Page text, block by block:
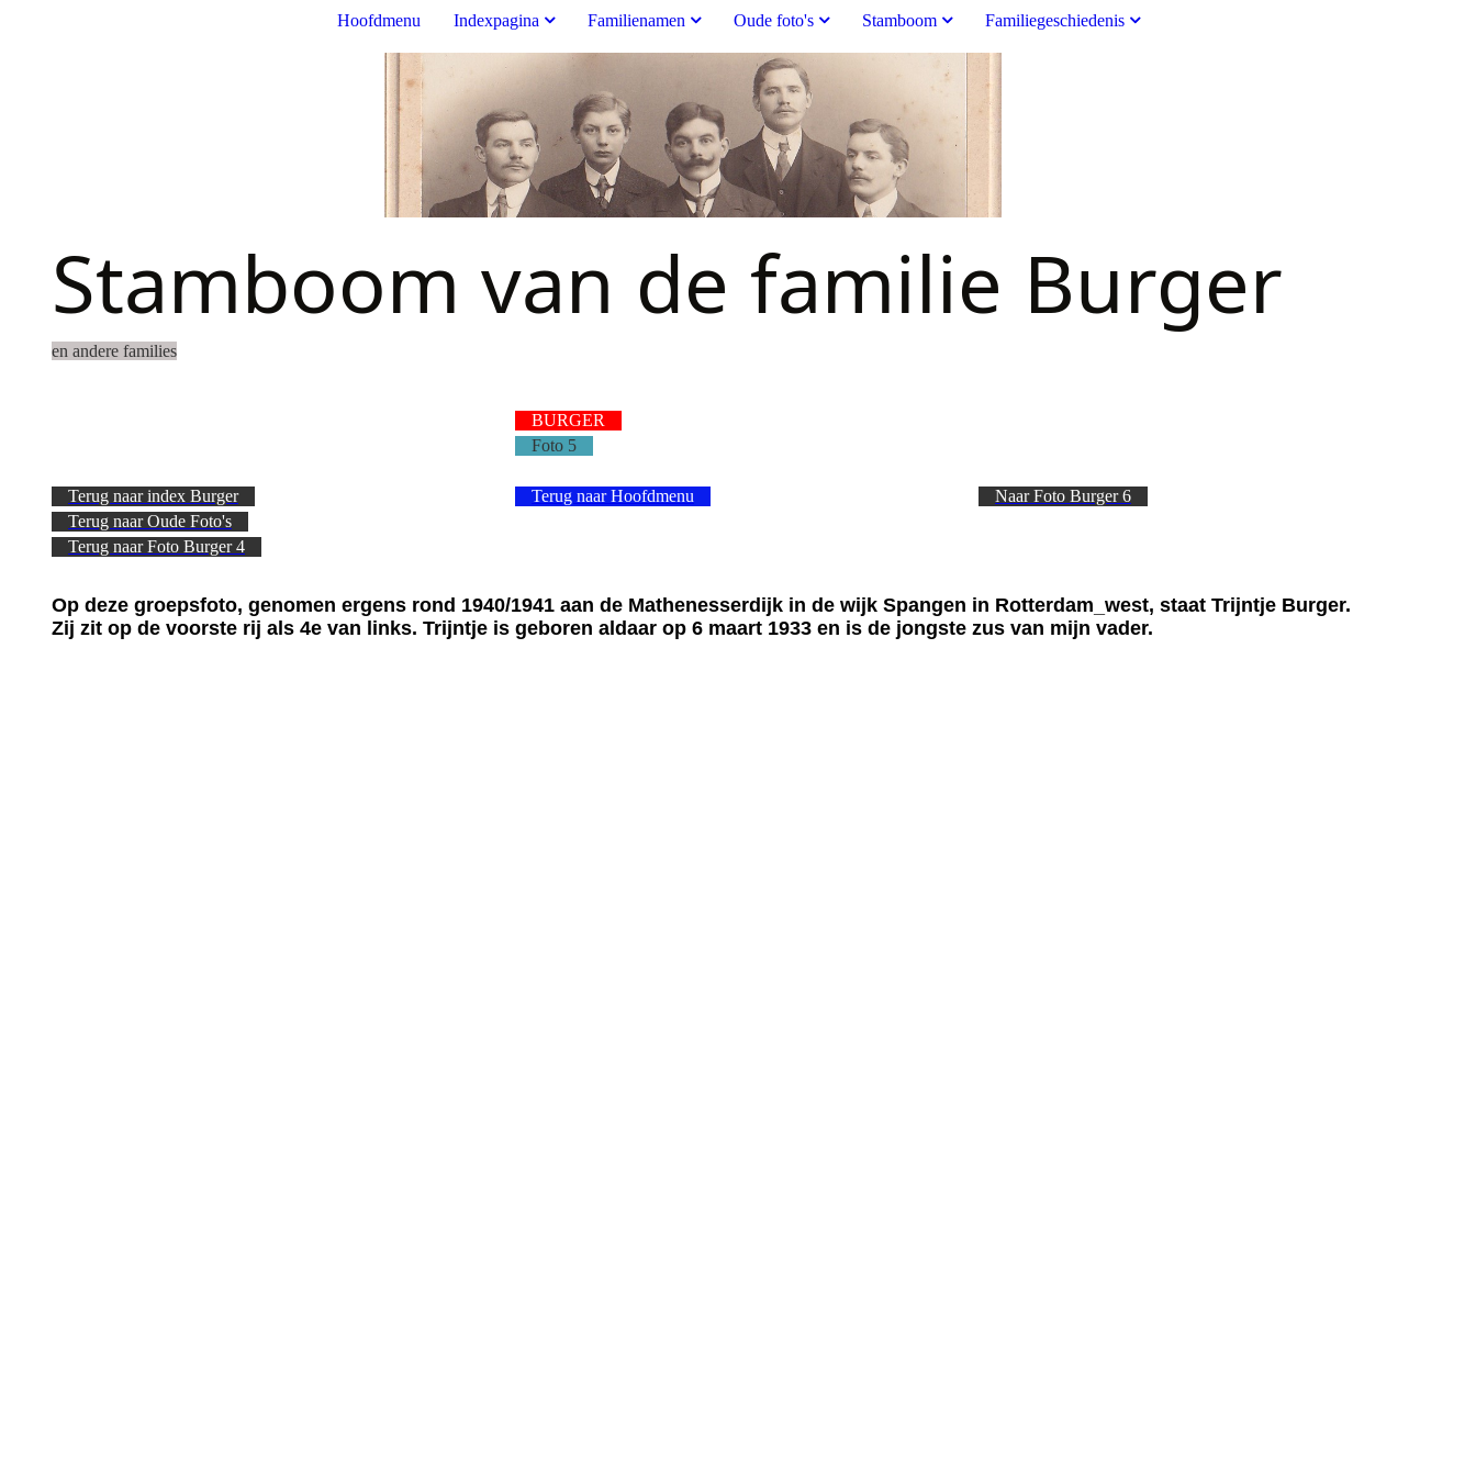
Hoofdmenu Indexpagina Familienamen Oude foto's Stamboom Familiegeschiedenis
Stamboom van de familie Burger
en andere families
BURGER
Foto 5
Terug naar index Burger
Terug naar Oude Foto's
Terug naar Foto Burger 4
Terug naar Hoofdmenu Naar Foto Burger 6
Op deze groepsfoto, genomen ergens rond 1940/1941 aan de Mathenesserdijk in de wijk Spangen in Rotterdam_west, staat Trijntje Burger.
Zij zit op de voorste rij als 4e van links. Trijntje is geboren aldaar op 6 maart 1933 en is de jongste zus van mijn vader.